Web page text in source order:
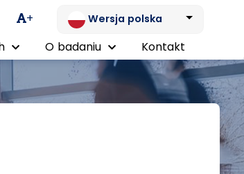
zmiany kontrastu
+ Wersja polska
O badaniu Kontakt